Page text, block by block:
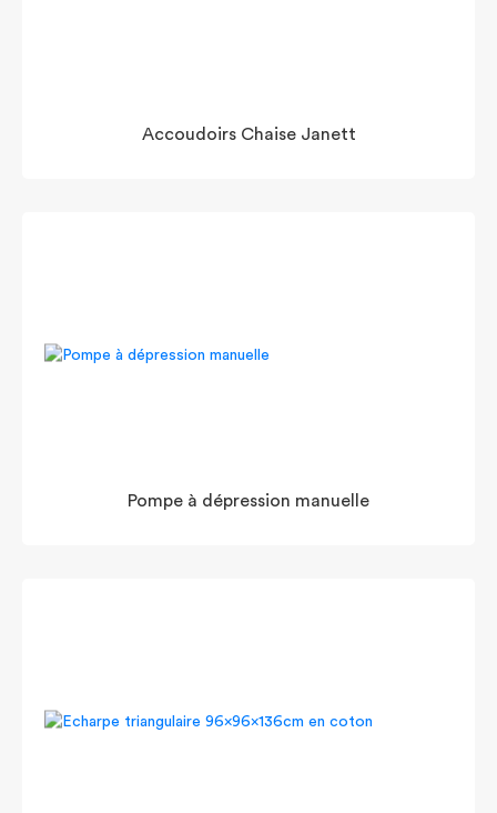
Accoudoirs Chaise Janett
Pompe à dépression manuelle